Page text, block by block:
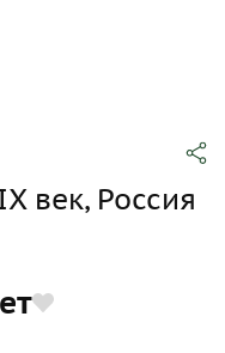
век, Россия